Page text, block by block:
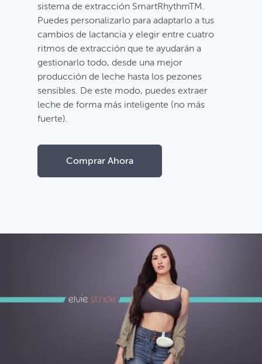
sistema de extracción SmartRhythmTM.
Puedes personalizarlo para adaptarlo a tus
cambios de lactancia y elegir entre cuatro
ritmos de extracción que te ayudarán a
gestionarlo todo, desde una mejor
producción de leche hasta los pezones
sensibles. De este modo, puedes extraer
leche de forma más inteligente (no más
fuerte).
Comprar Ahora